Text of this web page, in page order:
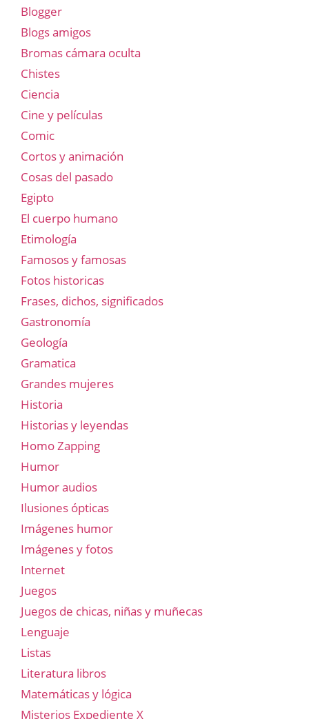
Blogger
Blogs amigos
Bromas cámara oculta
Chistes
Ciencia
Cine y películas
Comic
Cortos y animación
Cosas del pasado
Egipto
El cuerpo humano
Etimología
Famosos y famosas
Fotos historicas
Frases, dichos, significados
Gastronomía
Geología
Gramatica
Grandes mujeres
Historia
Historias y leyendas
Homo Zapping
Humor
Humor audios
Ilusiones ópticas
Imágenes humor
Imágenes y fotos
Internet
Juegos
Juegos de chicas, niñas y muñecas
Lenguaje
Listas
Literatura libros
Matemáticas y lógica
Misterios Expediente X